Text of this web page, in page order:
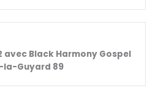
avec Black Harmony Gospel
la-Guyard 89